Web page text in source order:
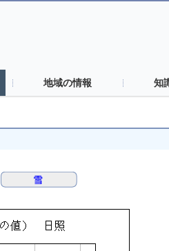
地域の情報 知